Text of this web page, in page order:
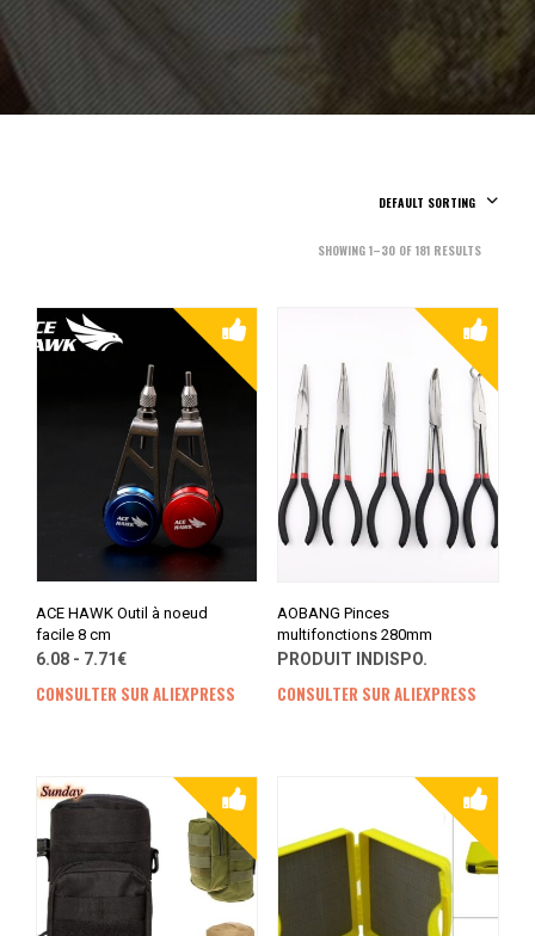
DEFAULT SORTING
SHOWING 1–30 OF 181 RESULTS
ACE HAWK Outil à noeud
facile 8 cm
6.08 - 7.71€
CONSULTER SUR ALIEXPRESS
AOBANG Pinces
multifonctions 280mm
PRODUIT INDISPO.
CONSULTER SUR ALIEXPRESS